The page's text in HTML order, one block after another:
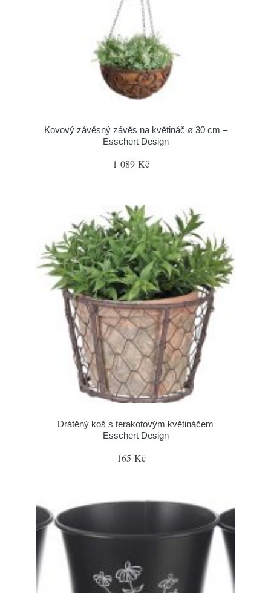
Kovový závěsný závěs na květináč ø 30 cm –
Esschert Design
1 089 Kč
Drátěný koš s terakotovým květináčem
Esschert Design
165 Kč